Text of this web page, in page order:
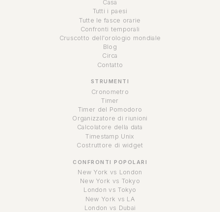
Casa
Tutti i paesi
Tutte le fasce orarie
Confronti temporali
Cruscotto dell'orologio mondiale
Blog
Circa
Contatto
STRUMENTI
Cronometro
Timer
Timer del Pomodoro
Organizzatore di riunioni
Calcolatore della data
Timestamp Unix
Costruttore di widget
CONFRONTI POPOLARI
New York vs London
New York vs Tokyo
London vs Tokyo
New York vs LA
London vs Dubai